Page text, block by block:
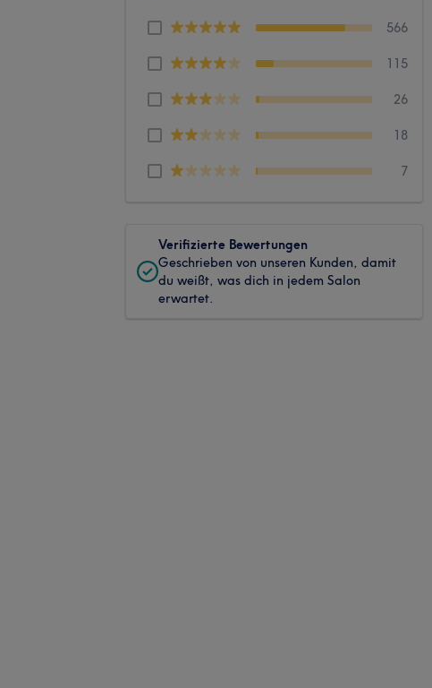
566
115
26
18
7
Verifizierte Bewertungen
Geschrieben von unseren Kunden, damit
du weißt, was dich in jedem Salon
erwartet.